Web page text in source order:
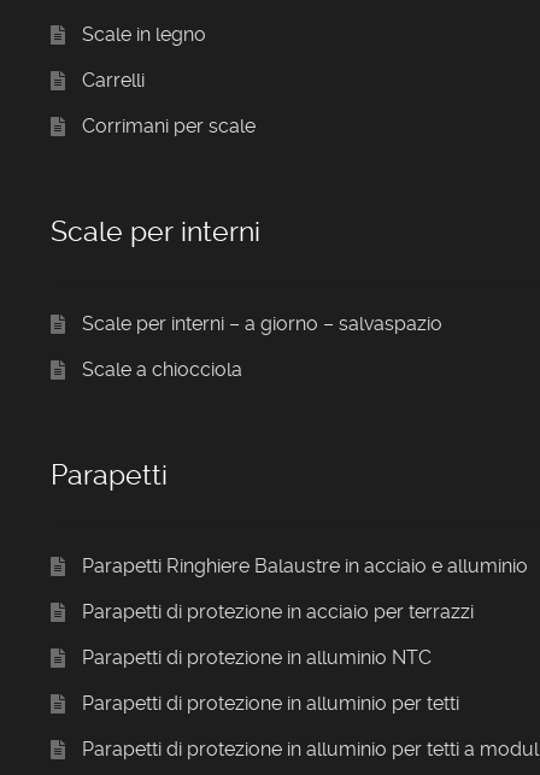
Scale in legno
Carrelli
Corrimani per scale
Scale per interni
Scale per interni – a giorno – salvaspazio
Scale a chiocciola
Parapetti
Parapetti Ringhiere Balaustre in acciaio e alluminio
Parapetti di protezione in acciaio per terrazzi
Parapetti di protezione in alluminio NTC
Parapetti di protezione in alluminio per tetti
Parapetti di protezione in alluminio per tetti a